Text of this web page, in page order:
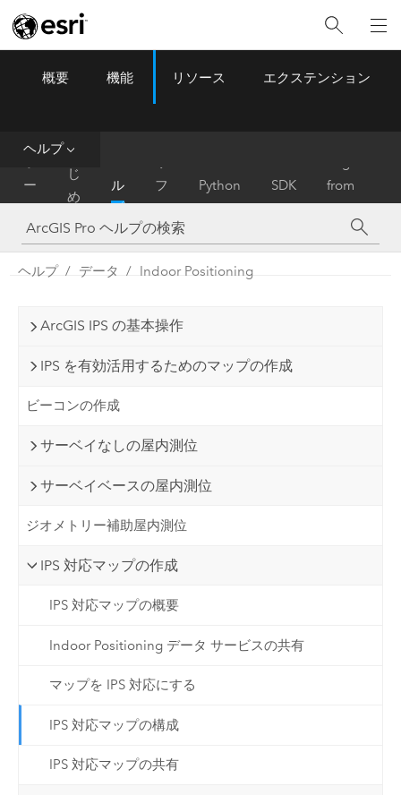
ArcGIS Pro Menu
概要 機能 リソース エクステンション
ヘルプ
ー
ム
は
じ
め
に
ル
プ
フ
ァ
レ
ン
ス
Python SDK
from
ArcMap
ヘルプ データ Indoor Positioning
ArcGIS IPS の基本操作
IPS を有効活用するためのマップの作成
ビーコンの作成
サーベイなしの屋内測位
サーベイベースの屋内測位
ジオメトリー補助屋内測位
IPS 対応マップの作成
IPS 対応マップの概要
Indoor Positioning データ サービスの共有
マップを IPS 対応にする
IPS 対応マップの構成
IPS 対応マップの共有